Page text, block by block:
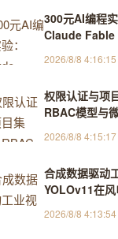
300元AI编程实
Claude Fable
2026/8/8 4:16:15
权限认证与项
RBAC模型与
2026/8/8 4:15:17
合成数据驱动
YOLOv11在
2026/8/8 4:13:54